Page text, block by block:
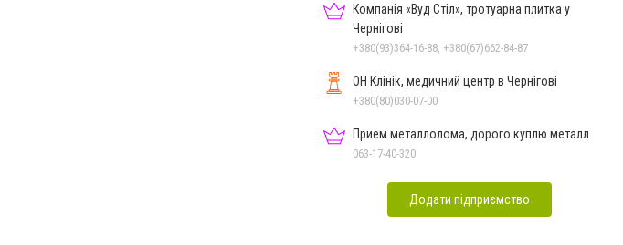
Компанія «Вуд Стіл», тротуарна плитка у
Чернігові
+380(93)364-16-88, +380(67)662-84-87
ОН Клінік, медичний центр в Чернігові
+380(80)030-07-00
Прием металлолома, дорого куплю металл
063-17-40-320
Додати підприємство